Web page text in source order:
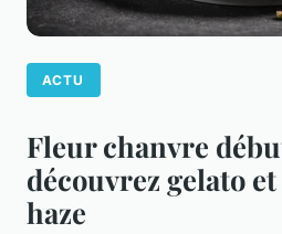
ACTU
Fleur chanvre
découvrez gelato
haze